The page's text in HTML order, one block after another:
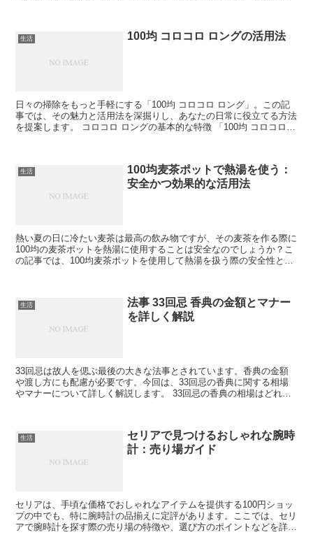
生活 100均 コロコロ ロングの活用法
日々の掃除をもっと手軽にする「100均 コロコロ ロング」。この記
事では、その魅力と活用法を深掘りし、あなたの日常に役立てる方法
を提案します。 コロコロ ロングの基本的な特徴 「100均 コロコロ
生活
100均麦茶ポットで熱湯を使う：
安全かつ効果的な活用法
熱い夏の日に冷たい麦茶は最高の飲み物ですが、その麦茶を作る際に
100均の麦茶ポットを熱湯に使用することは安全なのでしょうか？こ
の記事では、100均麦茶ポットを使用して熱湯を扱う際の安全性と効
生活
法事 33回忌 香典の金額とマナー
を詳しく解説
33回忌は故人を偲ぶ最後の大きな法事とされています。香典の金額
や渡し方にも配慮が必要です。今回は、33回忌の香典に関する相場
やマナーについて詳しく解説します。 33回忌の香典の相場はどれく
生活
セリアで見つけるおしゃれな腕時
計：売り場ガイド
セリアは、手頃な価格でおしゃれなアイテムを提供する100円ショッ
プの中でも、特に腕時計の品揃えに定評があります。ここでは、セリ
アで腕時計を探す際の売り場の特徴や、選び方のポイントなどを詳し